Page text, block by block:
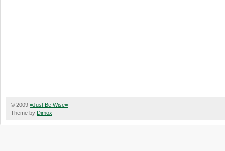
© 2009 =Just Be Wise=
Theme by Dimox